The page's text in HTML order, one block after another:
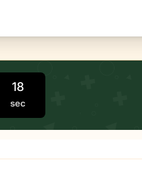
17
sec